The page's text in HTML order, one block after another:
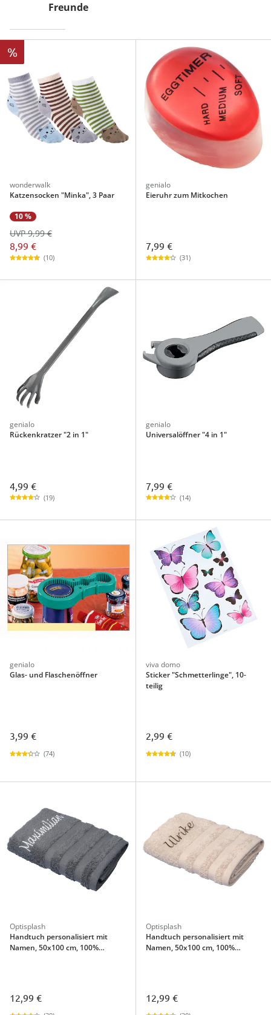
Freunde
%
wonderwalk
Katzensocken "Minka", 3 Paar
10 %
8,99 €
UVP 9,99 €
(10)
genialo
Eieruhr zum Mitkochen
7,99 €
(31)
genialo
Rückenkratzer "2 in 1"
4,99 €
(19)
genialo
Universalöffner "4 in 1"
7,99 €
(14)
genialo
Glas- und Flaschenöffner
3,99 €
(74)
viva domo
Sticker "Schmetterlinge", 10-
teilig
2,99 €
(10)
Optisplash
Handtuch personalisiert mit
Namen, 50x100 cm, 100%
12,99 €
Optisplash
Handtuch personalisiert mit
Namen, 50x100 cm, 100%
12,99 €